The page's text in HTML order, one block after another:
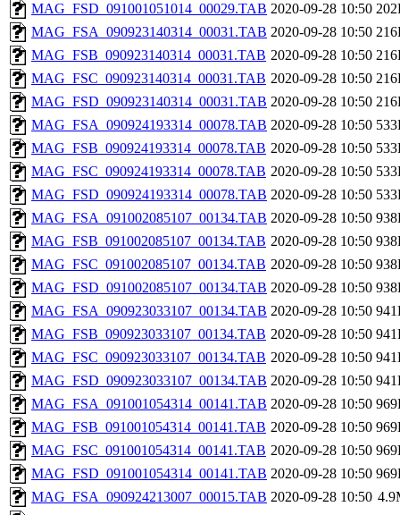
MAG_FSD_091001051014_00029.TAB 2020-09-28 10:50
MAG_FSA_090923140314_00031.TAB 2020-09-28 10:50
MAG_FSB_090923140314_00031.TAB 2020-09-28 10:50
MAG_FSC_090923140314_00031.TAB 2020-09-28 10:50
MAG_FSD_090923140314_00031.TAB 2020-09-28 10:50
MAG_FSA_090924193314_00078.TAB 2020-09-28 10:50
MAG_FSB_090924193314_00078.TAB 2020-09-28 10:50
MAG_FSC_090924193314_00078.TAB 2020-09-28 10:50
MAG_FSD_090924193314_00078.TAB 2020-09-28 10:50
MAG_FSA_091002085107_00134.TAB 2020-09-28 10:50
MAG_FSB_091002085107_00134.TAB 2020-09-28 10:50
MAG_FSC_091002085107_00134.TAB 2020-09-28 10:50
MAG_FSD_091002085107_00134.TAB 2020-09-28 10:50
MAG_FSA_090923033107_00134.TAB 2020-09-28 10:50
MAG_FSB_090923033107_00134.TAB 2020-09-28 10:50
MAG_FSC_090923033107_00134.TAB 2020-09-28 10:50
MAG_FSD_090923033107_00134.TAB 2020-09-28 10:50
MAG_FSA_091001054314_00141.TAB 2020-09-28 10:50
MAG_FSB_091001054314_00141.TAB 2020-09-28 10:50
MAG_FSC_091001054314_00141.TAB 2020-09-28 10:50
MAG_FSD_091001054314_00141.TAB 2020-09-28 10:50
MAG_FSA_090924213007_00015.TAB 2020-09-28 10:50